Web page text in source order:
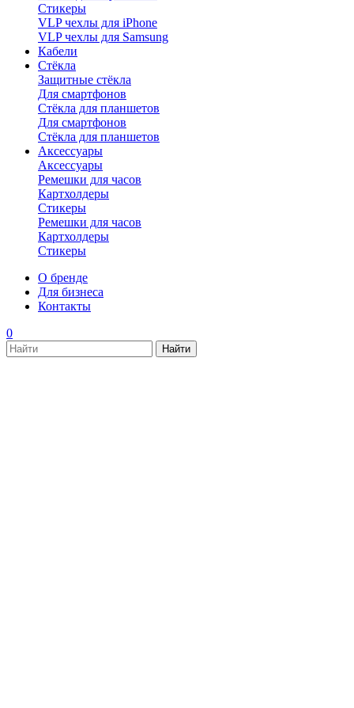
Стикеры
VLP чехлы для iPhone
VLP чехлы для Samsung
Кабели
Стёкла
Защитные стёкла
Для смартфонов
Стёкла для планшетов
Для смартфонов
Стёкла для планшетов
Аксессуары
Аксессуары
Ремешки для часов
Картхолдеры
Стикеры
Ремешки для часов
Картхолдеры
Стикеры
О бренде
Для бизнеса
Контакты
0